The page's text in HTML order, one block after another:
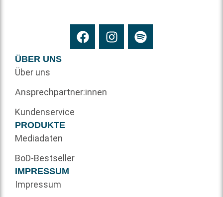
ÜBER UNS
Über uns
Ansprechpartner:innen
Kundenservice
PRODUKTE
Mediadaten
BoD-Bestseller
IMPRESSUM
Impressum